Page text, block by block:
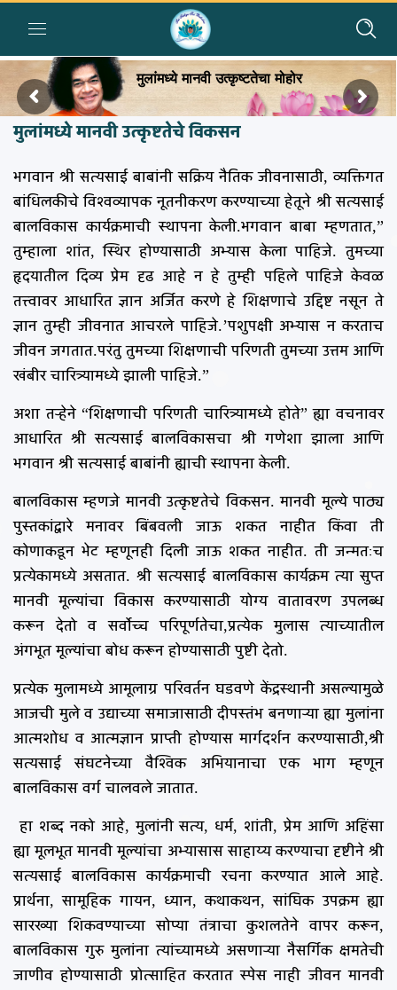
मुलांमध्ये मानवी उत्कृष्टतेचा मोहोर
मुलांमध्ये मानवी उत्कृष्टतेचे विकसन
भगवान श्री सत्यसाई बाबांनी सक्रिय नैतिक जीवनासाठी, व्यक्तिगत
बांधिलकीचे विश्वव्यापक नूतनीकरण करण्याच्या हेतूने श्री सत्यसाई
बालविकास कार्यक्रमाची स्थापना केली.भगवान बाबा म्हणतात,”
तुम्हाला शांत, स्थिर होण्यासाठी अभ्यास केला पाहिजे. तुमच्या
हृदयातील दिव्य प्रेम दृढ आहे न हे तुम्ही पहिले पाहिजे केवळ
तत्त्वावर आधारित ज्ञान अर्जित करणे हे शिक्षणाचे उद्दिष्ट नसून ते
ज्ञान तुम्ही जीवनात आचरले पाहिजे.’पशुपक्षी अभ्यास न करताच
जीवन जगतात.परंतु तुमच्या शिक्षणाची परिणती तुमच्या उत्तम आणि
खंबीर चारित्र्यामध्ये झाली पाहिजे.”
अशा तऱ्हेने “शिक्षणाची परिणती चारित्र्यामध्ये होते” ह्या वचनावर
आधारित श्री सत्यसाई बालविकासचा श्री गणेशा झाला आणि
भगवान श्री सत्यसाई बाबांनी ह्याची स्थापना केली.
बालविकास म्हणजे मानवी उत्कृष्टतेचे विकसन. मानवी मूल्ये पाठ्य
पुस्तकांद्वारे मनावर बिंबवली जाऊ शकत नाहीत किंवा ती
कोणाकडून भेट म्हणूनही दिली जाऊ शकत नाहीत. ती जन्मतःच
प्रत्येकामध्ये असतात. श्री सत्यसाई बालविकास कार्यक्रम त्या सुप्त
मानवी मूल्यांचा विकास करण्यासाठी योग्य वातावरण उपलब्ध
करून देतो व सर्वोच्च परिपूर्णतेचा,प्रत्येक मुलास त्याच्यातील
अंगभूत मूल्यांचा बोध करून होण्यासाठी पुष्टी देतो.
प्रत्येक मुलामध्ये आमूलाग्र परिवर्तन घडवणे केंद्रस्थानी असल्यामुळे
आजची मुले व उद्याच्या समाजासाठी दीपस्तंभ बनणाऱ्या ह्या मुलांना
आत्मशोध व आत्मज्ञान प्राप्ती होण्यास मार्गदर्शन करण्यासाठी,श्री
सत्यसाई संघटनेच्या वैश्विक अभियानाचा एक भाग म्हणून
बालविकास वर्ग चालवले जातात.
हा शब्द नको आहे, मुलांनी सत्य, धर्म, शांती, प्रेम आणि अहिंसा
ह्या मूलभूत मानवी मूल्यांचा अभ्यासास साहाय्य करण्याचा दृष्टीने श्री
सत्यसाई बालविकास कार्यक्रमाची रचना करण्यात आले आहे.
प्रार्थना, सामूहिक गायन, ध्यान, कथाकथन, सांघिक उपक्रम ह्या
सारख्या शिकवण्याच्या सोप्या तंत्राचा कुशलतेने वापर करून,
बालविकास गुरु मुलांना त्यांच्यामध्ये असणाऱ्या नैसर्गिक क्षमतेची
जाणीव होण्यासाठी प्रोत्साहित करतात स्पेस नाही जीवन मानवी